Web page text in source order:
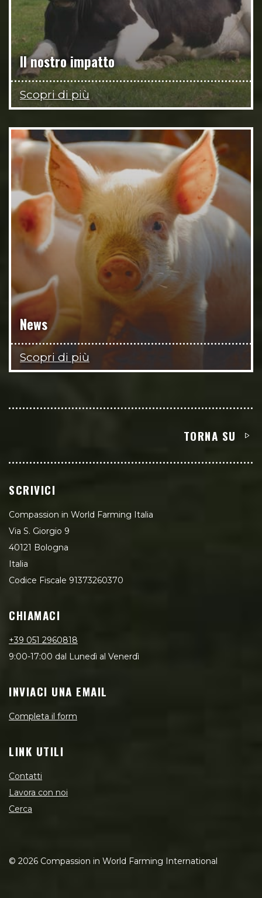
Il nostro impatto
Scopri di più
News
Scopri di più
TORNA SU
SCRIVICI
Compassion in World Farming Italia
Via S. Giorgio 9
40121 Bologna
Italia
Codice Fiscale 91373260370
CHIAMACI
+39 051 2960818
9:00-17:00 dal Lunedì al Venerdì
INVIACI UNA EMAIL
Completa il form
LINK UTILI
Contatti
Lavora con noi
Cerca
© 2026 Compassion in World Farming International